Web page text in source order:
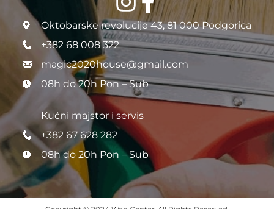
Oktobarske revolucije 43, 81 000 Podgorica
+382 68 008 322
magic2020house@gmail.com
08h do 20h Pon – Sub
Kućni majstor i servis
+382 67 628 282
08h do 20h Pon – Sub